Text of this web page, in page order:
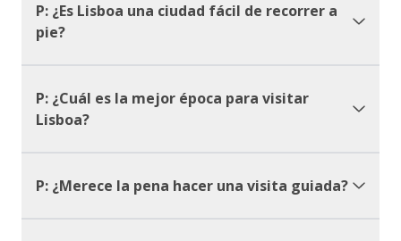
P: ¿Es Lisboa una ciudad fácil de recorrer a
pie?
P: ¿Cuál es la mejor época para visitar
Lisboa?
P: ¿Merece la pena hacer una visita guiada?